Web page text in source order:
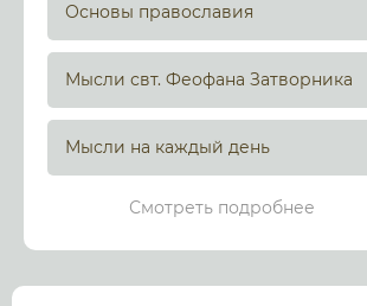
Основы православия
Мысли свт. Феофана Затворника
Мысли на каждый день
Смотреть подробнее